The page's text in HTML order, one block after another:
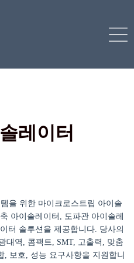
레이터
을 위한 마이크로스트립 아이솔
아이솔레이터, 도파관 아이솔레
터 솔루션을 제공합니다. 당사의
대역, 콤팩트, SMT, 고출력, 맞춤
보호, 성능 요구사항을 지원합니